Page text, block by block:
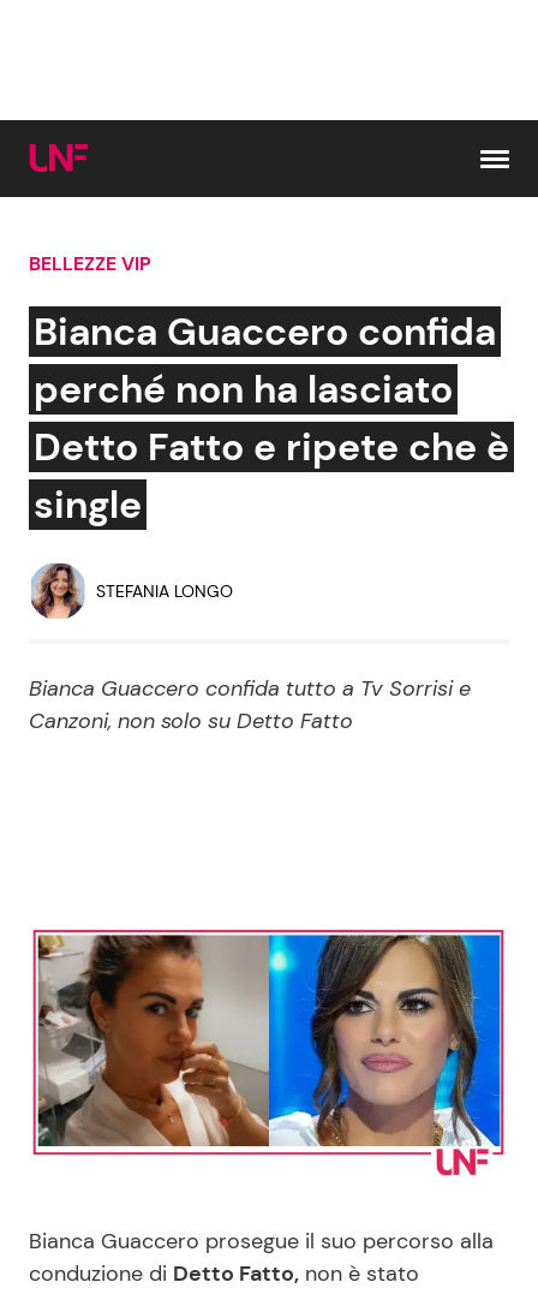
Cerca:
News e Cronaca
Attualità Italiana
Dal Mondo
Economia
Persone Scomparse
Politica
Gossip e TV
Bellezze VIP
Reality e Talent
News Musica
News Spettacolo
Benessere
Moda e Style
Cucina e Ricette
Consigli di Cucina
Dolci
BELLEZZE VIP
Bianca Guaccero confida
perché non ha lasciato
Detto Fatto e ripete che è
single
STEFANIA LONGO
Bianca Guaccero confida tutto a Tv Sorrisi e
Canzoni, non solo su Detto Fatto
Bianca Guaccero prosegue il suo percorso alla
conduzione di Detto Fatto, non è stato